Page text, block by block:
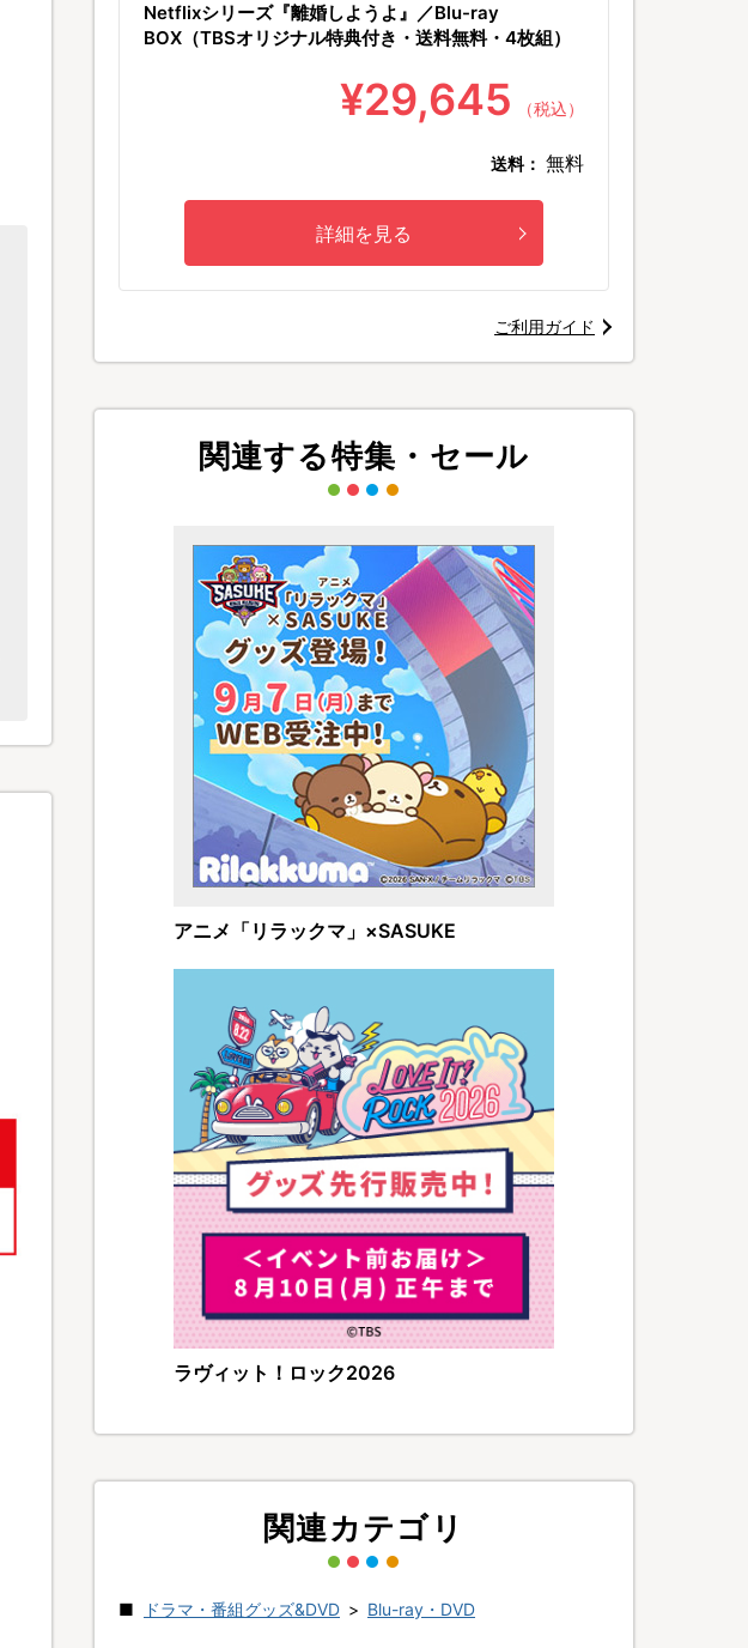
Netflixシリーズ『離婚しようよ』／Blu-ray
BOX（TBSオリジナル特典付き・送料無料・4枚組）
¥29,645 （税込）
送料： 無料
詳細を見る
ご利用ガイド
関連する特集・セール
アニメ「リラックマ」×SASUKE
ラヴィット！ロック2026
関連カテゴリ
ドラマ・番組グッズ&DVD > Blu-ray・DVD